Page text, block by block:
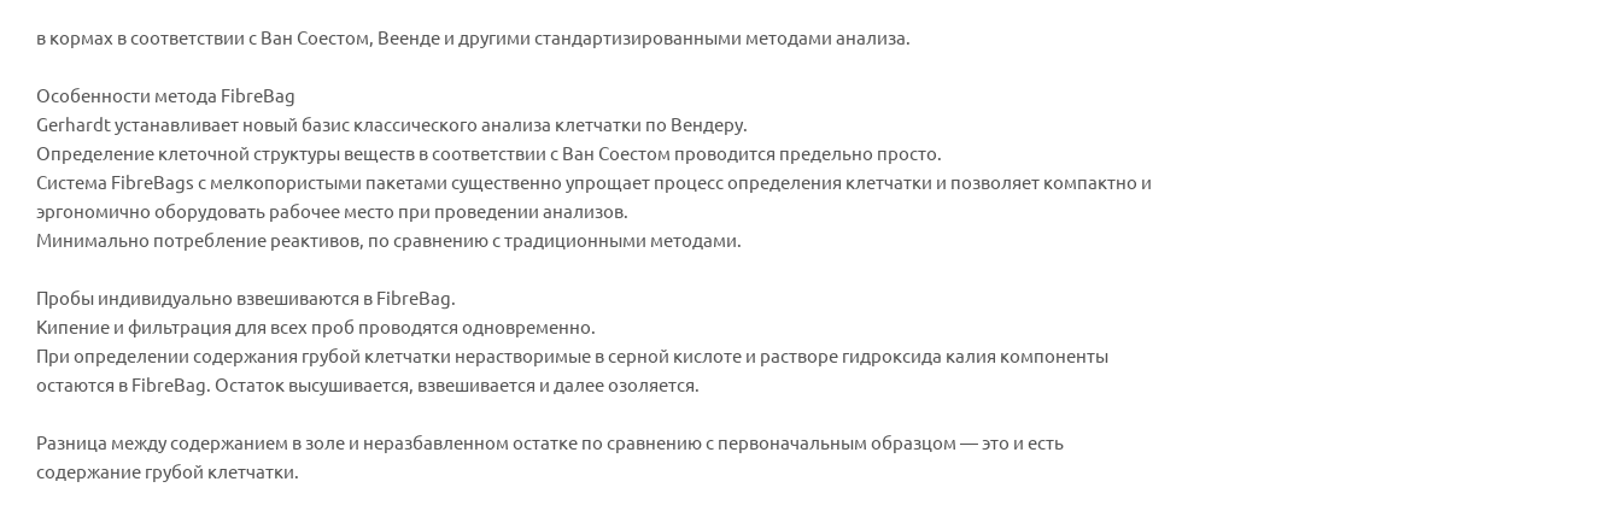
в кормах в соответствии с Ван Соестом, Веенде и другими стандартизированными методами анализа.
Особенности метода FibreBag
Gerhardt устанавливает новый базис классического анализа клетчатки по Вендеру.
Определение клеточной структуры веществ в соответствии с Ван Соестом проводится предельно просто.
Система FibreBags с мелкопористыми пакетами существенно упрощает процесс определения клетчатки и позволяет компактно и
эргономично оборудовать рабочее место при проведении анализов.
Минимально потребление реактивов, по сравнению с традиционными методами.
Пробы индивидуально взвешиваются в FibreBag.
Кипение и фильтрация для всех проб проводятся одновременно.
При определении содержания грубой клетчатки нерастворимые в серной кислоте и растворе гидроксида калия компоненты
остаются в FibreBag. Остаток высушивается, взвешивается и далее озоляется.
Разница между содержанием в золе и неразбавленном остатке по сравнению с первоначальным образцом — это и есть
содержание грубой клетчатки.